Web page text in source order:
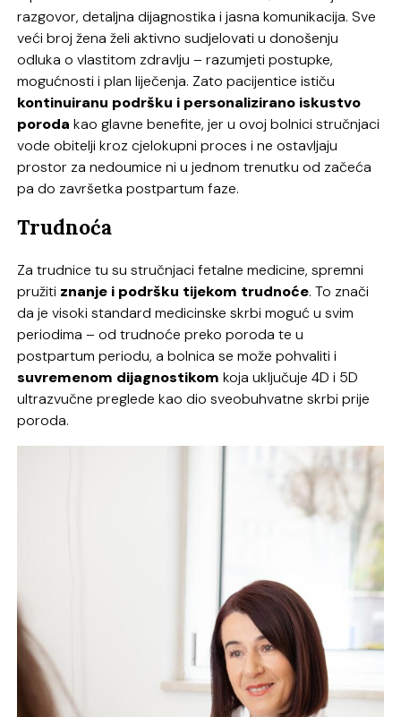
razgovor, detaljna dijagnostika i jasna komunikacija. Sve
veći broj žena želi aktivno sudjelovati u donošenju
odluka o vlastitom zdravlju – razumjeti postupke,
mogućnosti i plan liječenja. Zato pacijentice ističu
kontinuiranu podršku i personalizirano iskustvo
poroda kao glavne benefite, jer u ovoj bolnici stručnjaci
vode obitelji kroz cjelokupni proces i ne ostavljaju
prostor za nedoumice ni u jednom trenutku od začeća
pa do završetka postpartum faze.
Trudnoća
Za trudnice tu su stručnjaci fetalne medicine, spremni
pružiti znanje i podršku tijekom trudnoće. To znači
da je visoki standard medicinske skrbi moguć u svim
periodima – od trudnoće preko poroda te u
postpartum periodu, a bolnica se može pohvaliti i
suvremenom dijagnostikom koja uključuje 4D i 5D
ultrazvučne preglede kao dio sveobuhvatne skrbi prije
poroda.